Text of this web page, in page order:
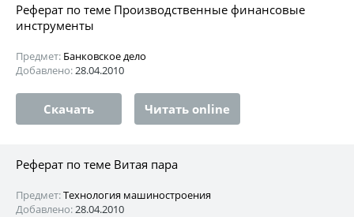
Реферат по теме Производственные финансовые
инструменты
Предмет: Банковское дело
Добавлено:28.04.2010
Скачать Читать online
Реферат по теме Витая пара
Предмет:Технология машиностроения
Добавлено:28.04.2010